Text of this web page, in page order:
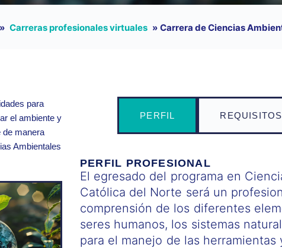
» Carreras profesionales virtuales » Carrera de Ciencias
PERFIL REQUISITOS
PERFIL PROFESIONAL
El egresado del programa en
Católica del Norte será un
comprensión de los diferentes
seres humanos, los sistemas
para el manejo de las
para
el ambiente y
de manera
Ambientales